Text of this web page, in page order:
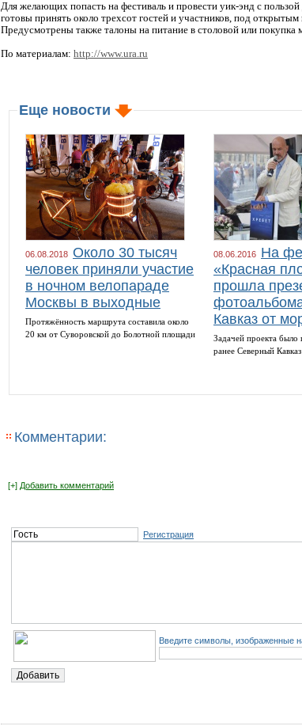
Для желающих попасть на фестиваль и провести уик-энд с
готовы принять около трехсот гостей и участников, под
Предусмотрены также талоны на питание в столовой или покупка
По материалам: http://www.ura.ru
Еще новости
06.08.2018 Около 30 тысяч
человек приняли участие
в ночном велопараде
Москвы в выходные
Протяжённость маршрута составила около
20 км от Суворовской до Болотной площади
08.06.2016 На
«Красная
прошла
Кавказ от
Задачей проекта было
ранее Северный
Комментарии:
[+] Добавить комментарий
Регистрация
Введите символы, изображенные